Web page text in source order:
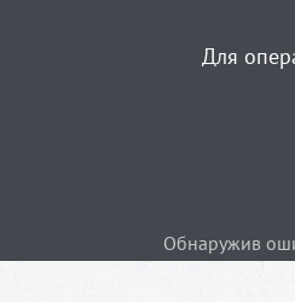
Для
Обнаружив